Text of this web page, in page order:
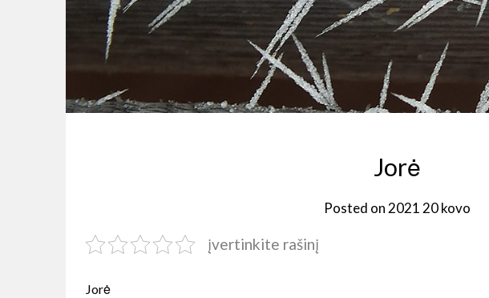
Jorė
Posted on2021 20 kovo
įvertinkite rašinį
Jorė